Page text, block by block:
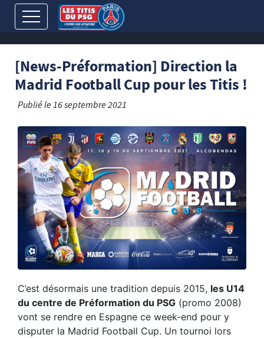
[News-Préformation] Direction la
Madrid Football Cup pour les Titis !
Publié le16 septembre 2021
C’est désormais une tradition depuis 2015, les U14
du centre de Préformation du PSG (promo 2008)
vont se rendre en Espagne ce week-end pour y
disputer la Madrid Football Cup. Un tournoi lors